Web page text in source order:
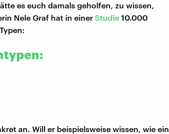
es euch damals geholfen, zu wissen,
Nele Graf hat in einer Studie 10.000
an. Will er beispielsweise wissen, wie ein